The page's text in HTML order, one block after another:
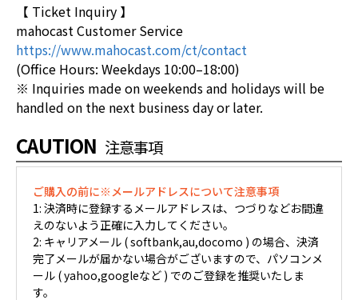
【 Ticket Inquiry 】
mahocast Customer Service
https://www.mahocast.com/ct/contact
(Office Hours: Weekdays 10:00–18:00)
※ Inquiries made on weekends and holidays will be
handled on the next business day or later.
CAUTION 注意事項
ご購入の前に※メールアドレスについて注意事項
1: 決済時に登録するメールアドレスは、つづりなどお間違
えのないよう正確に入力してください。
2: キャリアメール ( softbank,au,docomo ) の場合、決済
完了メールが届かない場合がございますので、パソコンメ
ール ( yahoo,googleなど ) でのご登録を推奨いたしま
す。